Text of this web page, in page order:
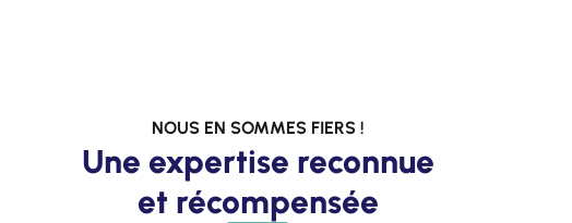
NOUS EN SOMMES FIERS !
Une expertise reconnue
et récompensée